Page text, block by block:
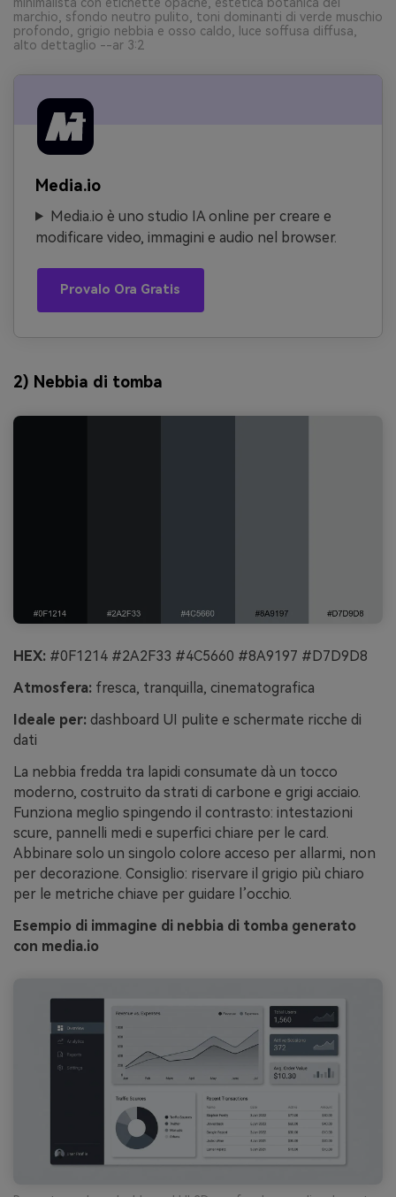
marchio, sfondo neutro pulito, toni dominanti di verde muschio
profondo, grigio nebbia e osso caldo, luce soffusa diffusa,
alto dettaglio --ar 3:2
Media.io
Media.io è uno studio IA online per creare e
modificare video, immagini e audio nel browser.
Provalo Ora Gratis
2) Nebbia di tomba
HEX: #0F1214 #2A2F33 #4C5660 #8A9197 #D7D9D8
Atmosfera: fresca, tranquilla, cinematografica
Ideale per: dashboard UI pulite e schermate ricche di
dati
La nebbia fredda tra lapidi consumate dà un tocco
moderno, costruito da strati di carbone e grigi acciaio.
Funziona meglio spingendo il contrasto: intestazioni
scure, pannelli medi e superfici chiare per le card.
Abbinare solo un singolo colore acceso per allarmi, non
per decorazione. Consiglio: riservare il grigio più chiaro
per le metriche chiave per guidare l’occhio.
Esempio di immagine di nebbia di tomba generato
con media.io